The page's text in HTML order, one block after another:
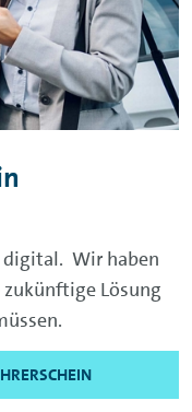
digital. Wir haben
Lösung